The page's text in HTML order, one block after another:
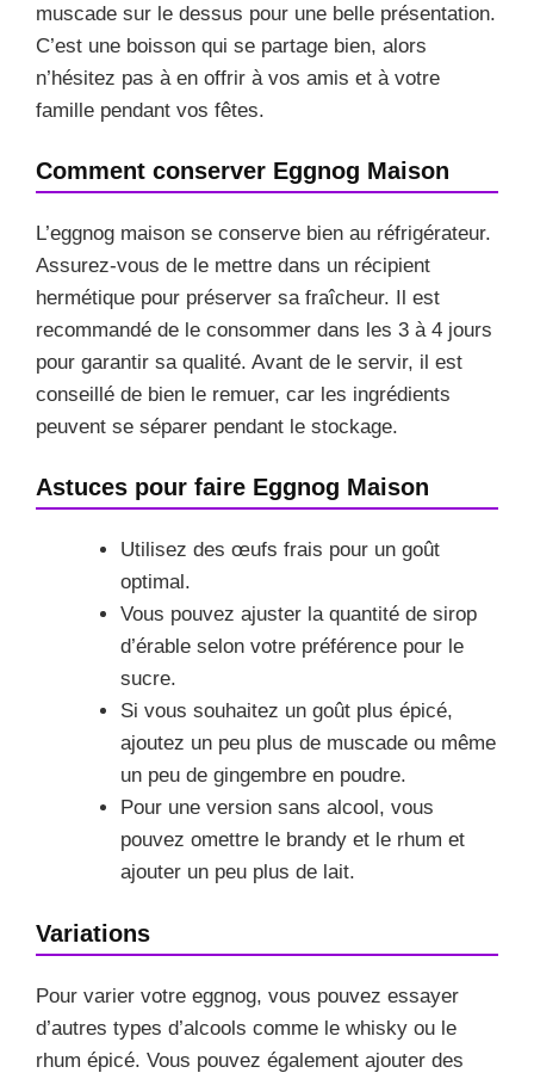
muscade sur le dessus pour une belle présentation.
C’est une boisson qui se partage bien, alors
n’hésitez pas à en offrir à vos amis et à votre
famille pendant vos fêtes.
Comment conserver Eggnog Maison
L’eggnog maison se conserve bien au réfrigérateur.
Assurez-vous de le mettre dans un récipient
hermétique pour préserver sa fraîcheur. Il est
recommandé de le consommer dans les 3 à 4 jours
pour garantir sa qualité. Avant de le servir, il est
conseillé de bien le remuer, car les ingrédients
peuvent se séparer pendant le stockage.
Astuces pour faire Eggnog Maison
Utilisez des œufs frais pour un goût
optimal.
Vous pouvez ajuster la quantité de sirop
d’érable selon votre préférence pour le
sucre.
Si vous souhaitez un goût plus épicé,
ajoutez un peu plus de muscade ou même
un peu de gingembre en poudre.
Pour une version sans alcool, vous
pouvez omettre le brandy et le rhum et
ajouter un peu plus de lait.
Variations
Pour varier votre eggnog, vous pouvez essayer
d’autres types d’alcools comme le whisky ou le
rhum épicé. Vous pouvez également ajouter des